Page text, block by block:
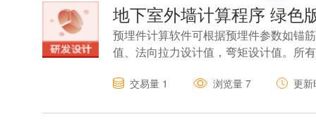
地下室外墙计算程序 绿色
预埋件计算软件可根据预埋件参数如锚
值、法向拉力设计值，弯矩设计值。所
交易量 1 浏览量 7 更